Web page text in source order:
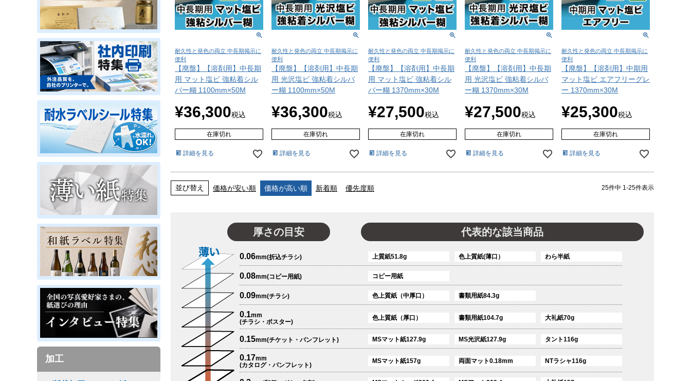
加工
耐久性と発色の両立 中長期掲示に
便利
【廃盤】【溶剤用】中長期
用 マット塩ビ 強粘着シル
バー糊 1100mm×50M
¥36,300税込
在庫切れ
詳細を見る
耐久性と発色の両立 中長期掲示に
便利
【廃盤】【溶剤用】中長期
用 光沢塩ビ 強粘着シルバ
ー糊 1100mm×50M
¥36,300税込
在庫切れ
詳細を見る
耐久性と発色の両立 中長期掲示に
便利
【廃盤】【溶剤用】中長期
用 マット塩ビ 強粘着シル
バー糊 1370mm×30M
¥27,500税込
在庫切れ
詳細を見る
耐久性と発色の両立 中長期掲示に
便利
【廃盤】【溶剤用】中長期
用 光沢塩ビ 強粘着シルバ
ー糊 1370mm×30M
¥27,500税込
在庫切れ
詳細を見る
耐久性と発色の両立 中長期掲示に
便利
【廃盤】【溶剤用】中期用
マット塩ビ エアフリーグレ
ー 1370mm×30M
¥25,300税込
在庫切れ
詳細を見る
並び替え 価格が安い順 価格が高い順 新着順 優先度順 25件中 1-25件表示
厚さの目安 代表的な該当商品
0.06mm(折込チラシ) 上質紙51.8g 色上質紙(薄口） わら半紙
0.08mm(コピー用紙) コピー用紙
0.09mm(チラシ) 色上質紙（中厚口） 書類用紙84.3g
0.1mm
(チラシ・ポスター)
色上質紙（厚口） 書類用紙104.7g 大礼紙70g
0.15mm(チケット・パンフレット) MSマット紙127.9g MS光沢紙127.9g タント116g
0.17mm
(カタログ・パンフレット)
MSマット紙157g 両面マット0.18mm NTラシャ116g